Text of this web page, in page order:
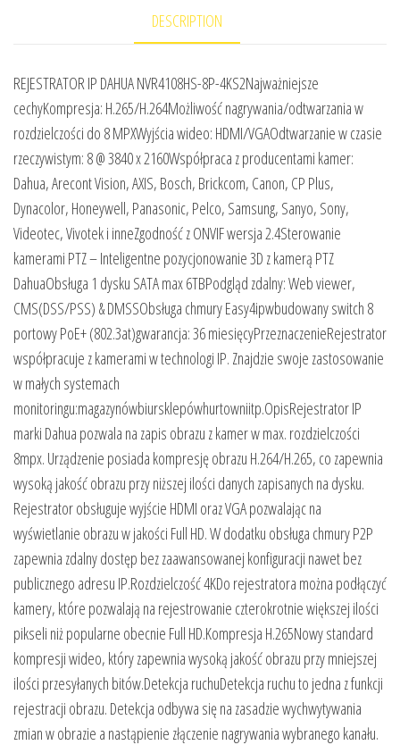
DESCRIPTION
REJESTRATOR IP DAHUA NVR4108HS-8P-4KS2Najważniejsze
cechyKompresja: H.265/H.264Możliwość nagrywania/odtwarzania w
rozdzielczości do 8 MPXWyjścia wideo: HDMI/VGAOdtwarzanie w czasie
rzeczywistym: 8 @ 3840 x 2160Współpraca z producentami kamer:
Dahua, Arecont Vision, AXIS, Bosch, Brickcom, Canon, CP Plus,
Dynacolor, Honeywell, Panasonic, Pelco, Samsung, Sanyo, Sony,
Videotec, Vivotek i inneZgodność z ONVIF wersja 2.4Sterowanie
kamerami PTZ – Inteligentne pozycjonowanie 3D z kamerą PTZ
DahuaObsługa 1 dysku SATA max 6TBPodgląd zdalny: Web viewer,
CMS(DSS/PSS) & DMSSObsługa chmury Easy4ipwbudowany switch 8
portowy PoE+ (802.3at)gwarancja: 36 miesięcyPrzeznaczenieRejestrator
współpracuje z kamerami w technologi IP. Znajdzie swoje zastosowanie
w małych systemach
monitoringu:magazynówbiursklepówhurtowniitp.OpisRejestrator IP
marki Dahua pozwala na zapis obrazu z kamer w max. rozdzielczości
8mpx. Urządzenie posiada kompresję obrazu H.264/H.265, co zapewnia
wysoką jakość obrazu przy niższej ilości danych zapisanych na dysku.
Rejestrator obsługuje wyjście HDMI oraz VGA pozwalając na
wyświetlanie obrazu w jakości Full HD. W dodatku obsługa chmury P2P
zapewnia zdalny dostęp bez zaawansowanej konfiguracji nawet bez
publicznego adresu IP.Rozdzielczość 4KDo rejestratora można podłączyć
kamery, które pozwalają na rejestrowanie czterokrotnie większej ilości
pikseli niż popularne obecnie Full HD.Kompresja H.265Nowy standard
kompresji wideo, który zapewnia wysoką jakość obrazu przy mniejszej
ilości przesyłanych bitów.Detekcja ruchuDetekcja ruchu to jedna z funkcji
rejestracji obrazu. Detekcja odbywa się na zasadzie wychwytywania
zmian w obrazie a nastąpienie złączenie nagrywania wybranego kanału.